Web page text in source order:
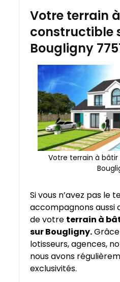
Votre terrain
constructible
Bougligny
Votre terrain à
Si vous n’avez pas le
accompagnons aussi
de votre terrain à
sur Bougligny.
lotisseurs, agences,
nous avons
exclusivités.